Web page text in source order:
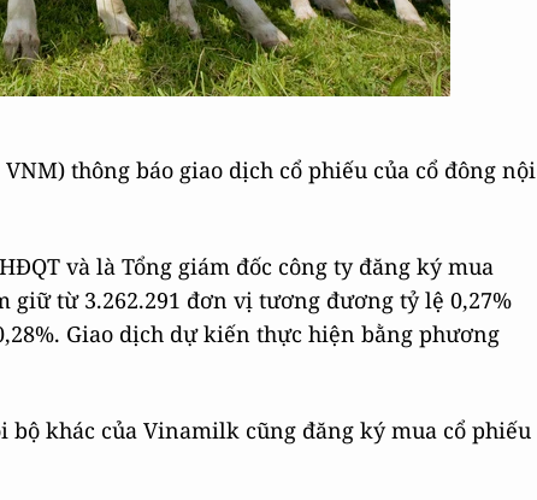
thông báo giao dịch cổ phiếu của cổ đông nội
và là Tổng giám đốc công ty đăng ký mua
giữ từ 3.262.291 đơn vị tương đương tỷ lệ 0,27%
Giao dịch dự kiến thực hiện bằng phương
khác của Vinamilk cũng đăng ký mua cổ phiếu